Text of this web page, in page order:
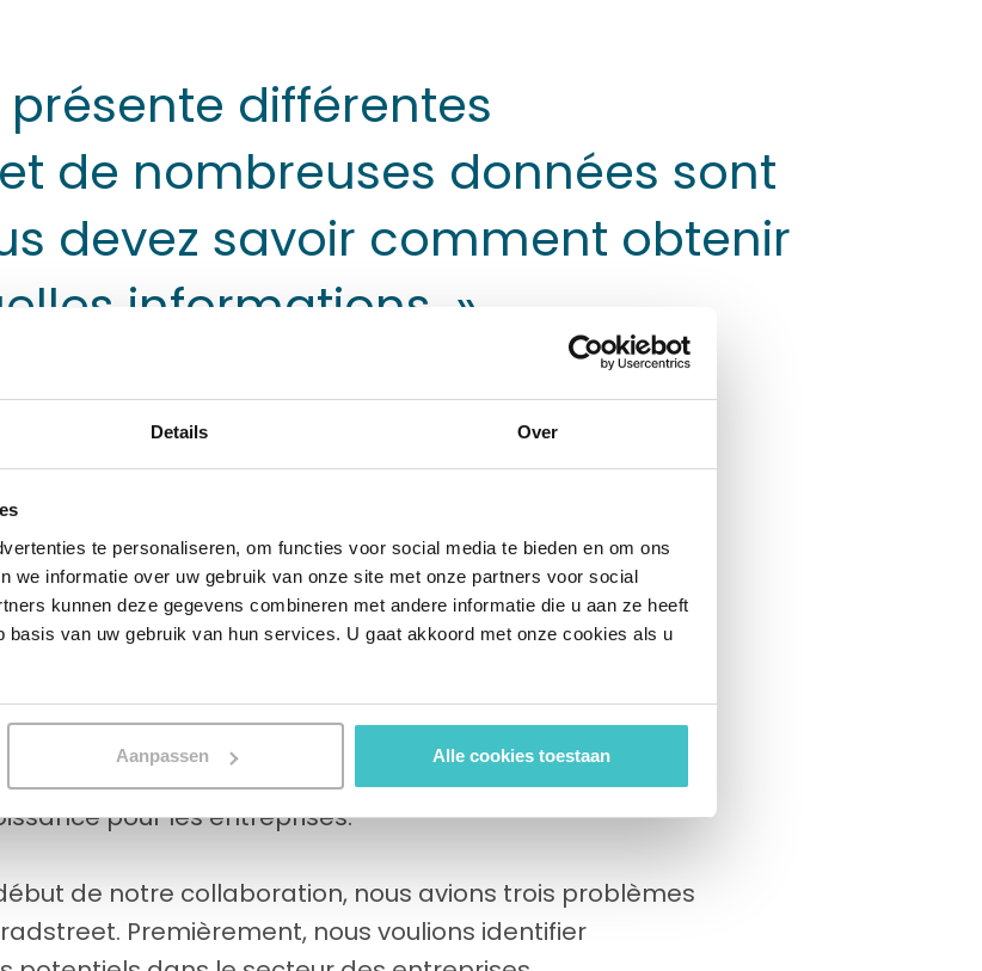
Details Over
te personaliseren, om functies voor social media te bieden en om ons
we informatie over uw gebruik van onze site met onze partners voor social
kunnen deze gegevens combineren met andere informatie die u aan ze heeft
van uw gebruik van hun services. U gaat akkoord met onze cookies als u
Aanpassen Alle cookies toestaan
présente différentes
de nombreuses données sont
devez savoir comment obtenir
informations. »
écran ou une autre solution visuelle intelligente ? Il y a
vous rencontriez Barco. Depuis plus de 80 ans,
des produits visuels notamment aux secteurs du
et des entreprises. Pensez aux écrans de cinéma,
vidéo et aux projecteurs. L'outil Market Insight
a été utilisé pour permettre à l'organisation
du produit ClickShare, une solution de
salles de réunion, dans le secteur des entreprises.
les données du marché et des clients et les transforme
pour les entreprises.
de notre collaboration, nous avions trois problèmes
Premièrement, nous voulions identifier